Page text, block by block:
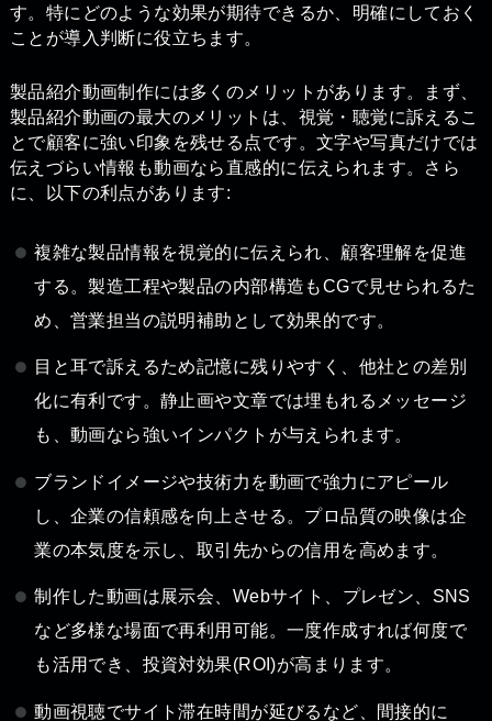
す。特にどのような効果が期待できるか、明確にしておく
ことが導入判断に役立ちます。
製品紹介動画制作には多くのメリットがあります。まず、
製品紹介動画の最大のメリットは、視覚・聴覚に訴えるこ
とで顧客に強い印象を残せる点です。文字や写真だけでは
伝えづらい情報も動画なら直感的に伝えられます。さら
に、以下の利点があります:
複雑な製品情報を視覚的に伝えられ、顧客理解を促進
する。製造工程や製品の内部構造もCGで見せられるた
め、営業担当の説明補助として効果的です。
目と耳で訴えるため記憶に残りやすく、他社との差別
化に有利です。静止画や文章では埋もれるメッセージ
も、動画なら強いインパクトが与えられます。
ブランドイメージや技術力を動画で強力にアピール
し、企業の信頼感を向上させる。プロ品質の映像は企
業の本気度を示し、取引先からの信用を高めます。
制作した動画は展示会、Webサイト、プレゼン、SNS
など多様な場面で再利用可能。一度作成すれば何度で
も活用でき、投資対効果(ROI)が高まります。
動画視聴でサイト滞在時間が延びるなど、間接的に